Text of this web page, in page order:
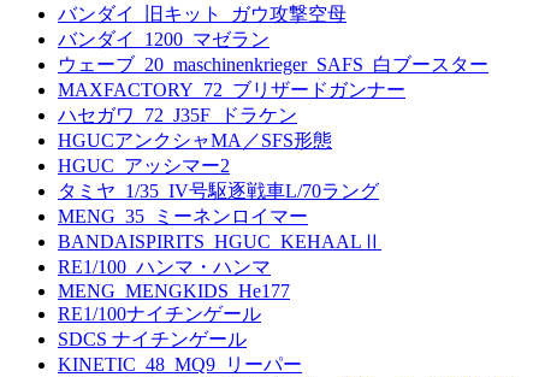
バンダイ_旧キット_ガウ攻撃空母
バンダイ_1200_マゼラン
ウェーブ_20_maschinenkrieger_SAFS_白ブースター
MAXFACTORY_72_ブリザードガンナー
ハセガワ_72_J35F_ドラケン
HGUCアンクシャMA／SFS形態
HGUC_アッシマー2
タミヤ_1/35_IV号駆逐戦車L/70ラング
MENG_35_ミーネンロイマー
BANDAISPIRITS_HGUC_KEHAALⅡ
RE1/100_ハンマ・ハンマ
MENG_MENGKIDS_He177
RE1/100ナイチンゲール
SDCS ナイチンゲール
KINETIC_48_MQ9_リーパー